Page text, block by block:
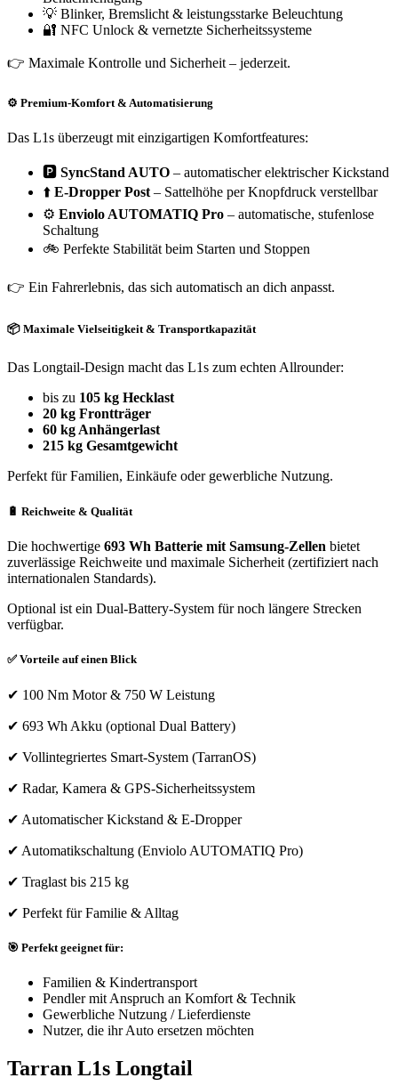
💡 Blinker, Bremslicht & leistungsstarke Beleuchtung
🔐 NFC Unlock & vernetzte Sicherheitssysteme
👉 Maximale Kontrolle und Sicherheit – jederzeit.
⚙️ Premium-Komfort & Automatisierung
Das L1s überzeugt mit einzigartigen Komfortfeatures:
🅿️ SyncStand AUTO – automatischer elektrischer Kickstand
⬆️ E-Dropper Post – Sattelhöhe per Knopfdruck verstellbar
⚙️ Enviolo AUTOMATIQ Pro – automatische, stufenlose
Schaltung
🚲 Perfekte Stabilität beim Starten und Stoppen
👉 Ein Fahrerlebnis, das sich automatisch an dich anpasst.
📦 Maximale Vielseitigkeit & Transportkapazität
Das Longtail-Design macht das L1s zum echten Allrounder:
bis zu 105 kg Hecklast
20 kg Frontträger
60 kg Anhängerlast
215 kg Gesamtgewicht
Perfekt für Familien, Einkäufe oder gewerbliche Nutzung.
🔋 Reichweite & Qualität
Die hochwertige 693 Wh Batterie mit Samsung-Zellen bietet
zuverlässige Reichweite und maximale Sicherheit (zertifiziert nach
internationalen Standards).
Optional ist ein Dual-Battery-System für noch längere Strecken
verfügbar.
✅ Vorteile auf einen Blick
✔ 100 Nm Motor & 750 W Leistung
✔ 693 Wh Akku (optional Dual Battery)
✔ Vollintegriertes Smart-System (TarranOS)
✔ Radar, Kamera & GPS-Sicherheitssystem
✔ Automatischer Kickstand & E-Dropper
✔ Automatikschaltung (Enviolo AUTOMATIQ Pro)
✔ Traglast bis 215 kg
✔ Perfekt für Familie & Alltag
🎯 Perfekt geeignet für:
Familien & Kindertransport
Pendler mit Anspruch an Komfort & Technik
Gewerbliche Nutzung / Lieferdienste
Nutzer, die ihr Auto ersetzen möchten
Tarran L1s Longtail